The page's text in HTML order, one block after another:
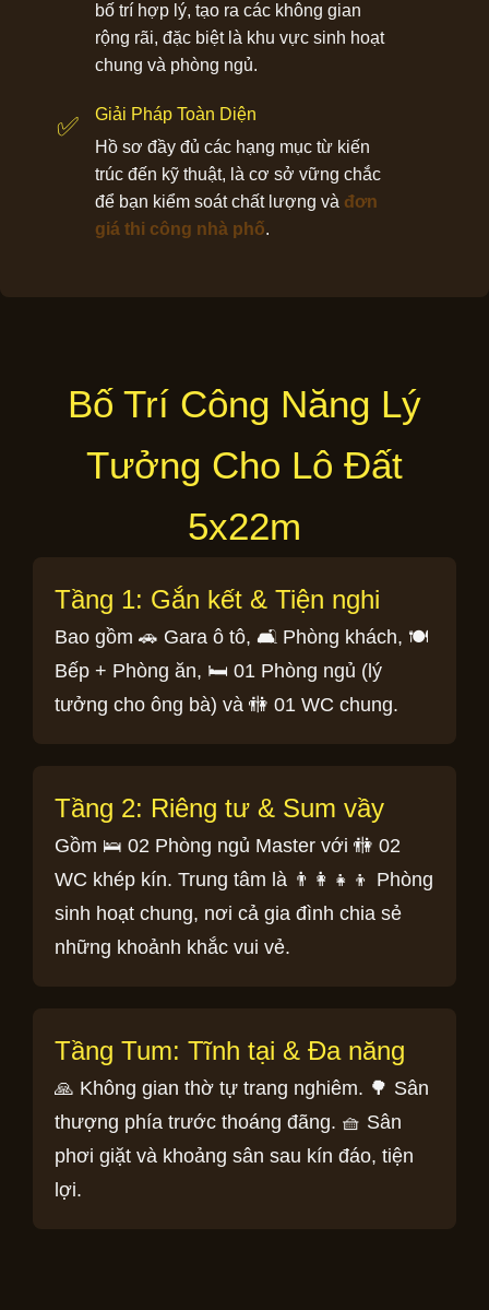
bố trí hợp lý, tạo ra các không gian
rộng rãi, đặc biệt là khu vực sinh hoạt
chung và phòng ngủ.
✅
Giải Pháp Toàn Diện
Hồ sơ đầy đủ các hạng mục từ kiến
trúc đến kỹ thuật, là cơ sở vững chắc
để bạn kiểm soát chất lượng và đơn
giá thi công nhà phố.
Bố Trí Công Năng Lý
Tưởng Cho Lô Đất
5x22m
Tầng 1: Gắn kết & Tiện nghi
Bao gồm 🚗 Gara ô tô, 🛋️ Phòng khách, 🍽️
Bếp + Phòng ăn, 🛏️ 01 Phòng ngủ (lý
tưởng cho ông bà) và 🚻 01 WC chung.
Tầng 2: Riêng tư & Sum vầy
Gồm 🛌 02 Phòng ngủ Master với 🚻 02
WC khép kín. Trung tâm là 👨‍👩‍👧‍👦 Phòng
sinh hoạt chung, nơi cả gia đình chia sẻ
những khoảnh khắc vui vẻ.
Tầng Tum: Tĩnh tại & Đa năng
🙏 Không gian thờ tự trang nghiêm. 🌳 Sân
thượng phía trước thoáng đãng. 🧺 Sân
phơi giặt và khoảng sân sau kín đáo, tiện
lợi.